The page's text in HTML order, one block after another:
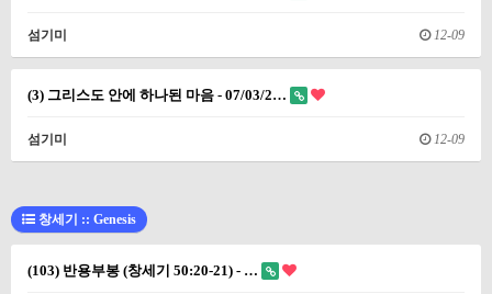
섬기미 12-09
(3) 그리스도 안에 하나된 마음 - 07/03/2…
섬기미 12-09
창세기 :: Genesis
(103) 반용부봉 (창세기 50:20-21) - …